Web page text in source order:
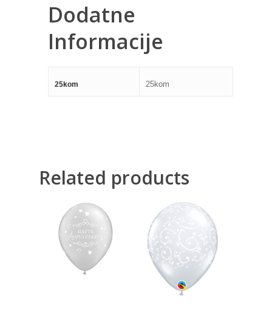
Dodatne
Informacije
25kom 25kom
Related products
360,00RSD 360,00 RSD